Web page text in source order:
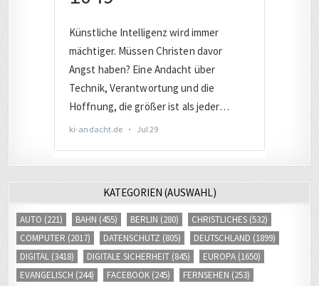
KATEGORIEN (AUSWAHL)
AUTO (221) BAHN (455) BERLIN (280) CHRISTLICHES (532)
COMPUTER (2017) DATENSCHUTZ (805) DEUTSCHLAND (1899)
DIGITAL (3418) DIGITALE SICHERHEIT (845) EUROPA (1650)
EVANGELISCH (244) FACEBOOK (245) FERNSEHEN (253)